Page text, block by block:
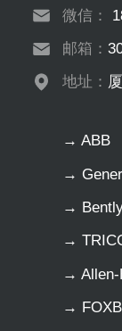
微信：
邮箱：
地址：
→ ABB
→
→
→
→ Allen-
→